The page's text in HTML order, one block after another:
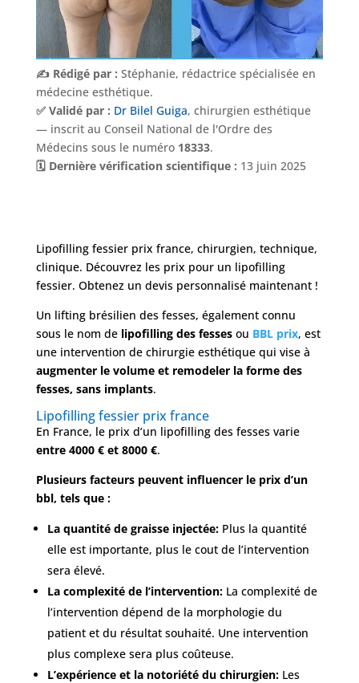
Nos
Tarifs
Nos
chirurgies
Obésité
Nos
chirurgiens
FAQ
Services
✍️ Rédigé par : Stéphanie, rédactrice spécialisée en
médecine esthétique.
✅ Validé par : Dr Bilel Guiga, chirurgien esthétique
— inscrit au Conseil National de l'Ordre des
Médecins sous le numéro 18333.
🗓️ Dernière vérification scientifique : 13 juin 2025
Lipofilling fessier prix france, chirurgien, technique,
clinique. Découvrez les prix pour un lipofilling
fessier. Obtenez un devis personnalisé maintenant !
Un lifting brésilien des fesses, également connu
sous le nom de lipofilling des fessesou BBL prix, est
une intervention de chirurgie esthétique qui vise à
augmenter le volume et remodeler la forme des
fesses, sans implants.
Lipofilling fessier prix france
En France, le prix d’un lipofilling des fesses varie
entre 4000 € et 8000 €.
Plusieurs facteurs peuvent influencer le prix d’un
bbl, tels que :
La quantité de graisse injectée:Plus la quantité
elle est importante, plus le cout de l’intervention
sera élevé.
La complexité de l’intervention:La complexité de
l’intervention dépend de la morphologie du
patient et du résultat souhaité. Une intervention
plus complexe sera plus coûteuse.
L’expérience et la notoriété du chirurgien:Les